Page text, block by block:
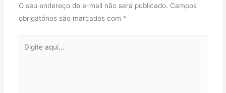
O seu endereço de e-mail não será publicado. Campos
obrigatórios são marcados com *
aqui...